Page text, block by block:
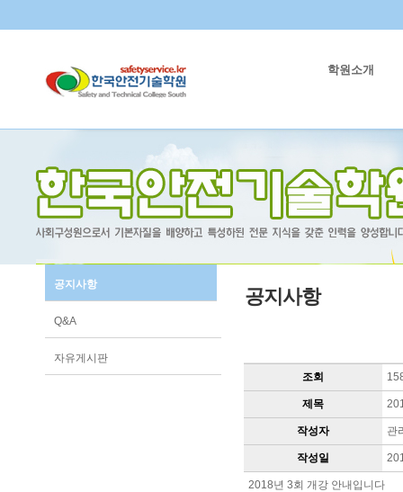
학원소개
공지사항
Q&A
자유게시판
공지사항
조회
제목
작성자 관
작성일
2018년 3회 개강 안내입니다